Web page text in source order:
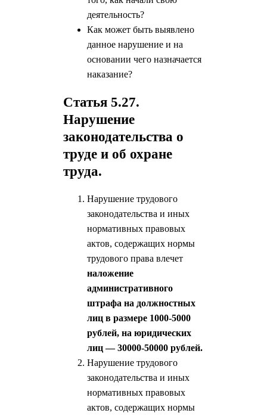
деятельность?
Как может быть выявлено
данное нарушение и на
основании чего назначается
наказание?
Статья 5.27.
Нарушение
законодательства о
труде и об охране
труда.
Нарушение трудового
законодательства и иных
нормативных правовых
актов, содержащих нормы
трудового права влечет
наложение
административного
штрафа на должностных
лиц в размере 1000-5000
рублей, на юридических
лиц — 30000-50000 рублей.
Нарушение трудового
законодательства и иных
нормативных правовых
актов, содержащих нормы